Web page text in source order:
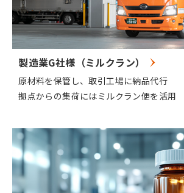
製造業G社様（ミルクラン）
原材料を保管し、取引工場に納品代行
拠点からの集荷にはミルクラン便を活用